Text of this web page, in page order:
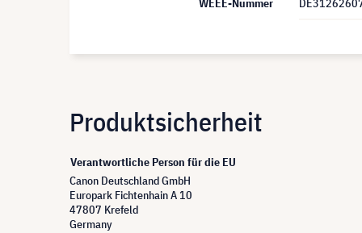
WEEE-Nummer
Produktsicherheit
Verantwortliche Person für die EU
Canon Deutschland GmbH
Europark Fichtenhain A 10
47807 Krefeld
Germany